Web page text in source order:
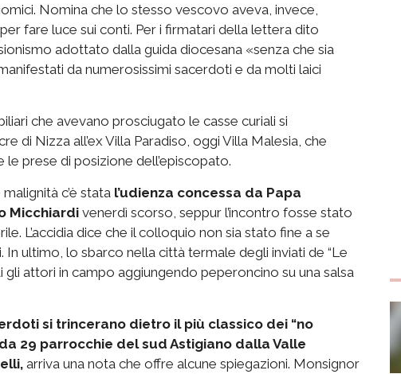
Nomina che lo stesso vescovo aveva, invece,
fare luce sui conti. Per i firmatari della lettera dito
adottato dalla guida diocesana «senza che sia
da numerosissimi sacerdoti e da molti laici
che avevano prosciugato le casse curiali si
di Nizza all’ex Villa Paradiso, oggi Villa Malesia, che
prese di posizione dell’episcopato.
c’è stata l’udienza concessa da Papa
Micchiardi venerdì scorso, seppur l’incontro fosse stato
L’accidia dice che il colloquio non sia stato fine a se
ultimo, lo sbarco nella città termale degli inviati de “Le
gli attori in campo aggiungendo peperoncino su una salsa
si trincerano dietro il più classico dei “no
29 parrocchie del sud Astigiano dalla Valle
arriva una nota che offre alcune spiegazioni. Monsignor